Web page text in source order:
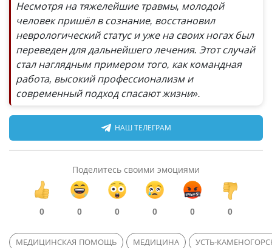
Несмотря на тяжелейшие травмы, молодой
человек пришёл в сознание, восстановил
неврологический статус и уже на своих ногах был
переведен для дальнейшего лечения. Этот случай
стал наглядным примером того, как командная
работа, высокий профессионализм и
современный подход спасают жизни».
НАШ ТЕЛЕГРАМ
Поделитесь своими эмоциями
0 0 0 0 0 0
МЕДИЦИНСКАЯ ПОМОЩЬ МЕДИЦИНА УСТЬ-